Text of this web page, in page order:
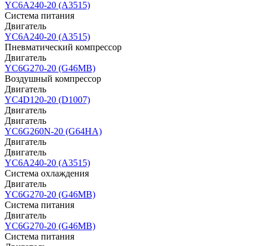
YC6A240-20 (A3515)
Система питания
Двигатель
YC6A240-20 (A3515)
Пневматический компрессор
Двигатель
YC6G270-20 (G46MB)
Воздушный компрессор
Двигатель
YC4D120-20 (D1007)
Двигатель
Двигатель
YC6G260N-20 (G64HA)
Двигатель
Двигатель
YC6A240-20 (A3515)
Система охлаждения
Двигатель
YC6G270-20 (G46MB)
Система питания
Двигатель
YC6G270-20 (G46MB)
Система питания